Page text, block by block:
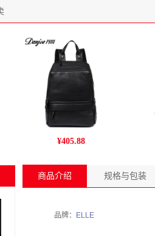
丹爵(DANJUE)新款男包 商
¥405.88
商品介绍 规格与包装
品牌： ELLE